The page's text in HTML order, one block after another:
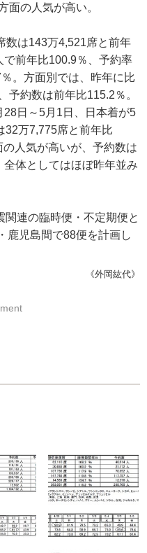
面の人気が高い。
は143万4,521席と前年
前年比100.9％、予約率
。方面別では、昨年に比
予約数は前年比115.2％。
28日～5月1日、日本着が5
32万7,775席と前年比
人気が高いが、予約数は
体としてはほぼ昨年並み
連の臨時便・不定期便と
鹿児島間で88便を計画し
《外岡紘代》